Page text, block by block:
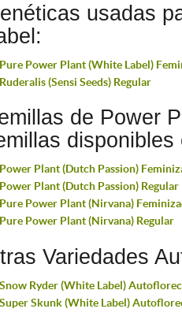
usadas
Pure Power Plant (White Label)
Ruderalis (Sensi Seeds) Regular
de Power
disponibles
Power Plant (Dutch Passion)
Power Plant (Dutch Passion) Regular
Pure Power Plant (Nirvana)
Pure Power Plant (Nirvana) Regular
Variedades
Snow Ryder (White Label)
Super Skunk (White Label)